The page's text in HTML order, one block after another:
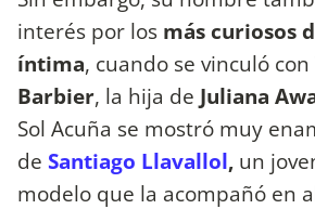
interés por los más curiosos
íntima, cuando se vinculó con
Barbier, la hija de Juliana
Sol Acuña se mostró muy
de Santiago Llavallol, un
modelo que la acompañó en